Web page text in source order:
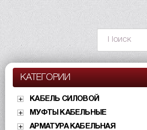
КАТЕГОРИИ
КАБЕЛЬ СИЛОВОЙ
МУФТЫ КАБЕЛЬНЫЕ
АРМАТУРА КАБЕЛЬНАЯ